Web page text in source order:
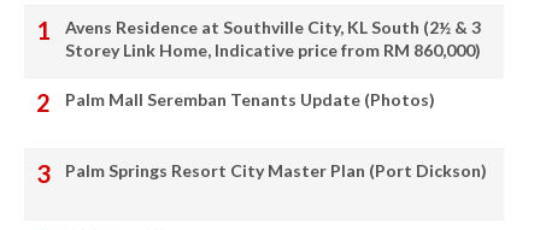
Avens Residence at Southville City, KL South (2½ & 3
Storey Link Home, Indicative price from RM 860,000)
Palm Mall Seremban Tenants Update (Photos)
Palm Springs Resort City Master Plan (Port Dickson)